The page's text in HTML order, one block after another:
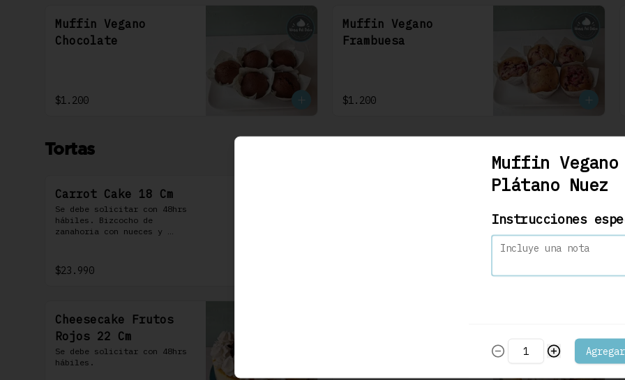
Muffin Vegano
Chocolate
$1.200
Muffin Vegano
Frambuesa
$1.200
Tortas
Carrot Cake 18 Cm
Se debe solicitar con 48hrs
hábiles. Bizcocho de
zanahoria con nueces y
frosting de queso de crema.
$23.990
Cheesecake Frutos
Rojos 22 Cm
Se debe solicitar con 48hrs
hábiles.
Muffin Vegano
Plátano Nuez
Instrucciones
Agregar